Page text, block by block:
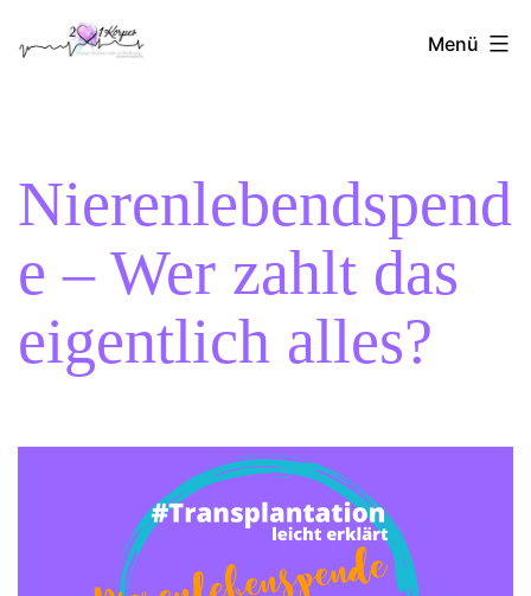
Inhalt2Herzen1Körper Menü
Nierenlebendspend
e – Wer zahlt das
eigentlich alles?